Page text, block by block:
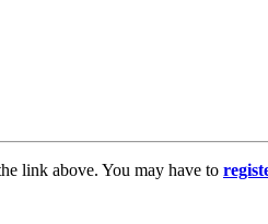
link above. You may have to